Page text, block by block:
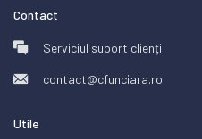
Contact
Serviciul suport clienți
contact@cfunciara.ro
Utile